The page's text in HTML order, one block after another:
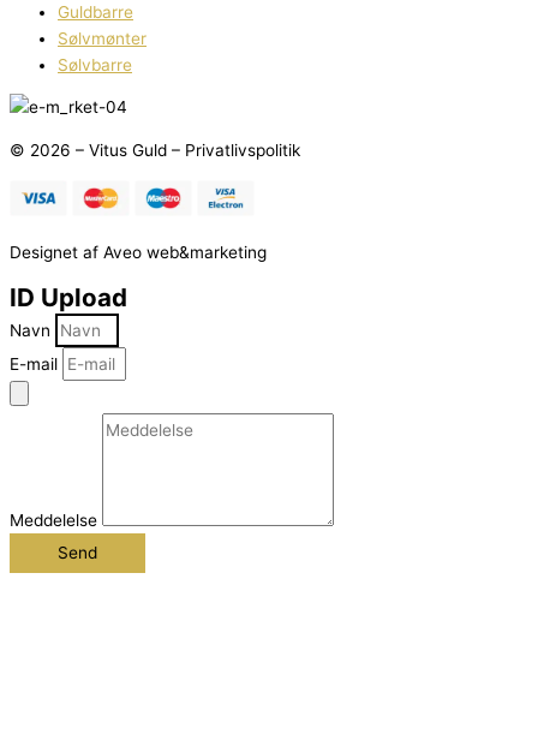
Guldbarre
Sølvmønter
Sølvbarre
© 2026 – Vitus Guld – Privatlivspolitik
Designet af Aveo web&marketing
ID Upload
Navn
E-mail
Meddelelse
Send